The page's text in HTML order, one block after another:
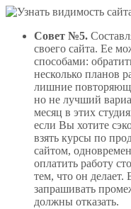
Совет №5.
своего сайта. Ее
способами:
несколько планов
лишние
но не лучший
месяц в этих
если Вы хотите
взять курсы по
сайтом,
оплатить работу
тем, что он
запрашивать
должны отказать.